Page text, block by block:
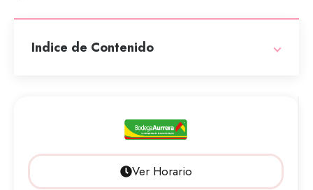
Indice de Contenido
Ver Horario